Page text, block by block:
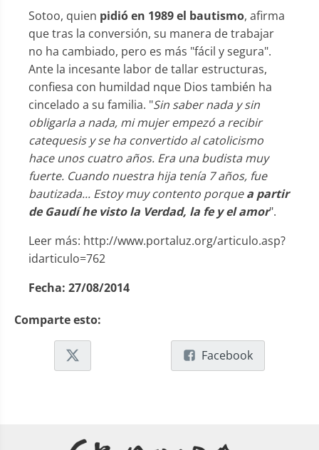
Sotoo, quien pidió en 1989 el bautismo, afirma
que tras la conversión, su manera de trabajar
no ha cambiado, pero es más "fácil y segura".
Ante la incesante labor de tallar estructuras,
confiesa con humildad nque Dios también ha
cincelado a su familia. "Sin saber nada y sin
obligarla a nada, mi mujer empezó a recibir
catequesis y se ha convertido al catolicismo
hace unos cuatro años. Era una budista muy
fuerte. Cuando nuestra hija tenía 7 años, fue
bautizada... Estoy muy contento porquea partir
de Gaudí he visto la Verdad, la fe y el amor".
Leer más: http://www.portaluz.org/articulo.asp?
idarticulo=762
Fecha: 27/08/2014
Comparte esto:
Facebook